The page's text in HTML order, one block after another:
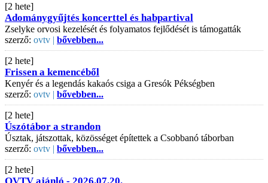
[2 hete]
Adománygyűjtés koncerttel és habpartival
Zselyke orvosi kezelését és folyamatos fejlődését is támogatták
szerző: ovtv | bővebben...
[2 hete]
Frissen a kemencéből
Kenyér és a legendás kakaós csiga a Gresók Pékségben
szerző: ovtv | bővebben...
[2 hete]
Úszótábor a strandon
Úsztak, játszottak, közösséget építettek a Csobbanó táborban
szerző: ovtv | bővebben...
[2 hete]